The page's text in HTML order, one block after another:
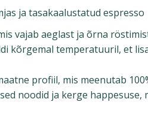
ja tasakaalustatud espresso
vajab aeglast ja õrna
kõrgemal temperatuuril, et
profiil, mis meenutab
noodid ja kerge